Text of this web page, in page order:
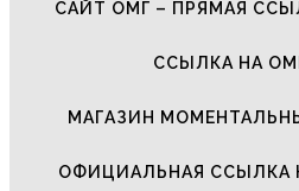
САЙТ ОМГ – ПРЯМАЯ
ССЫЛКА НА
МАГАЗИН
ОФИЦИАЛЬНАЯ ССЫЛКА